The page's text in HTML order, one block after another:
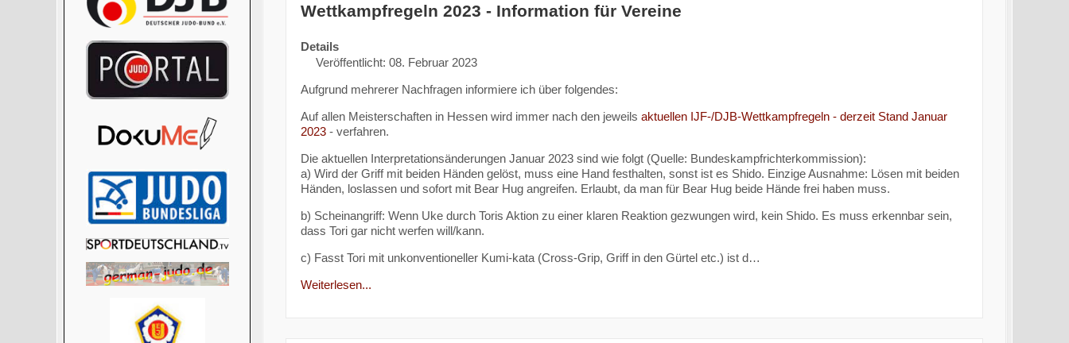
Wettkampfregeln 2023 - Information für Vereine
Details
Veröffentlicht: 08. Februar 2023
Aufgrund mehrerer Nachfragen informiere ich über folgendes:
Auf allen Meisterschaften in Hessen wird immer nach den jeweils aktuellen IJF-/DJB-Wettkampfregeln - derzeit Stand Januar
2023- verfahren.
Die aktuellen Interpretationsänderungen Januar 2023 sind wie folgt (Quelle: Bundeskampfrichterkommission):
a) Wird der Griff mit beiden Händen gelöst, muss eine Hand festhalten, sonst ist es Shido. Einzige Ausnahme: Lösen mit beiden
Händen, loslassen und sofort mit Bear Hug angreifen. Erlaubt, da man für Bear Hug beide Hände frei haben muss.
b) Scheinangriff: Wenn Uke durch Toris Aktion zu einer klaren Reaktion gezwungen wird, kein Shido. Es muss erkennbar sein,
dass Tori gar nicht werfen will/kann.
c) Fasst Tori mit unkonventioneller Kumi-kata (Cross-Grip, Griff in den Gürtel etc.) ist d…
Weiterlesen...